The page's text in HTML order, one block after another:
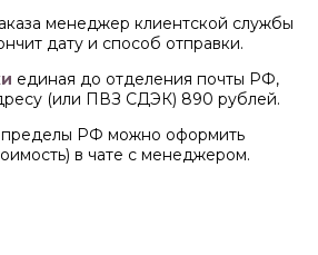
менеджер клиентской службы
дату и способ отправки.
единая до отделения почты РФ,
(или ПВЗ СДЭК) 890 рублей.
пределы РФ можно оформить
в чате с менеджером.